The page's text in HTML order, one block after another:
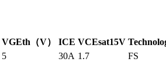
VGEth（V） ICE VCEsat15V
5 30A 1.7
FS